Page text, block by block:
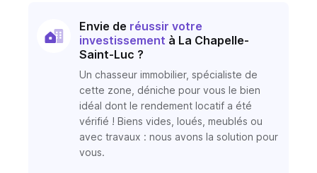
Envie de réussir votre
investissement à La Chapelle-
Saint-Luc ?
Un chasseur immobilier, spécialiste de
cette zone, déniche pour vous le bien
idéal dont le rendement locatif a été
vérifié ! Biens vides, loués, meublés ou
avec travaux : nous avons la solution pour
vous.